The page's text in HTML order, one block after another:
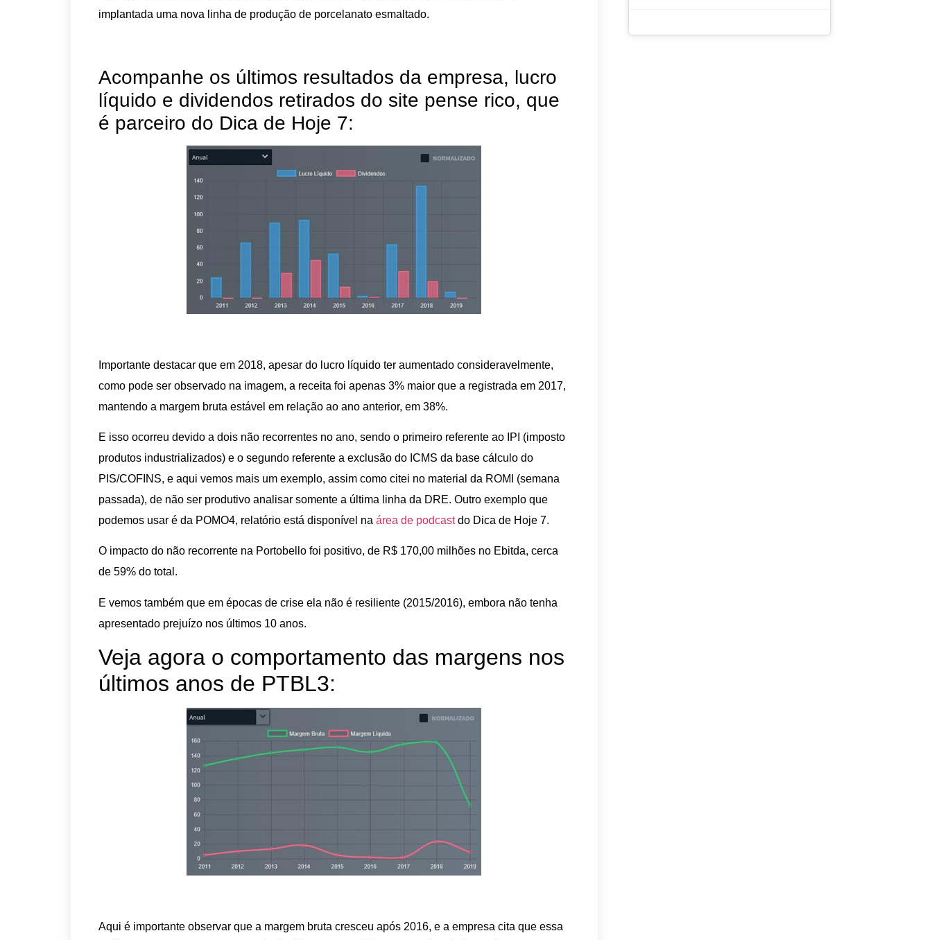
implantada uma nova linha de produção de porcelanato esmaltado.
Acompanhe os últimos resultados da empresa, lucro
líquido e dividendos retirados do site pense rico, que
é parceiro do Dica de Hoje 7:
Importante destacar que em 2018, apesar do lucro líquido ter aumentado consideravelmente,
como pode ser observado na imagem, a receita foi apenas 3% maior que a registrada em 2017,
mantendo a margem bruta estável em relação ao ano anterior, em 38%.
E isso ocorreu devido a dois não recorrentes no ano, sendo o primeiro referente ao IPI (imposto
produtos industrializados) e o segundo referente a exclusão do ICMS da base cálculo do
PIS/COFINS, e aqui vemos mais um exemplo, assim como citei no material da ROMI (semana
passada), de não ser produtivo analisar somente a última linha da DRE. Outro exemplo que
podemos usar é da POMO4, relatório está disponível na área de podcastdo Dica de Hoje 7.
O impacto do não recorrente na Portobello foi positivo, de R$ 170,00 milhões no Ebitda, cerca
de 59% do total.
E vemos também que em épocas de crise ela não é resiliente (2015/2016), embora não tenha
apresentado prejuízo nos últimos 10 anos.
Veja agora o comportamento das margens nos
últimos anos de PTBL3:
Aqui é importante observar que a margem bruta cresceu após 2016, e a empresa cita que essa